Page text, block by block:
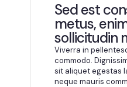
Sed est
metus,
sollicitudin
Viverra in
commodo.
sit aliquet egestas
neque mauris